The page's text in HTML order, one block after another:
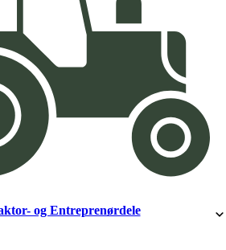
og Entreprenørdele